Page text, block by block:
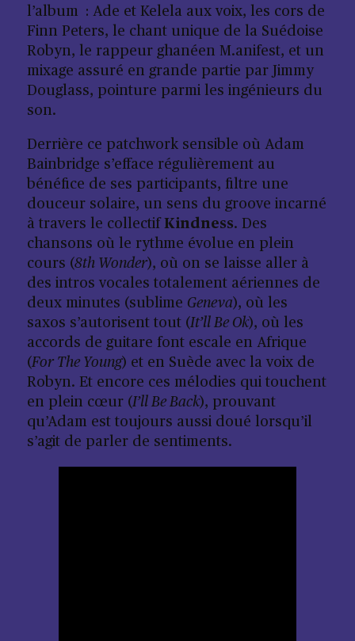
l’album : Ade et Kelela aux voix, les cors de
Finn Peters, le chant unique de la Suédoise
Robyn, le rappeur ghanéen M.anifest, et un
mixage assuré en grande partie par Jimmy
Douglass, pointure parmi les ingénieurs du
son.
Derrière ce patchwork sensible où Adam
Bainbridge s’efface régulièrement au
bénéfice de ses participants, filtre une
douceur solaire, un sens du groove incarné
à travers le collectif Kindness. Des
chansons où le rythme évolue en plein
cours (8th Wonder), où on se laisse aller à
des intros vocales totalement aériennes de
deux minutes (sublime Geneva), où les
saxos s’autorisent tout (It’ll Be Ok), où les
accords de guitare font escale en Afrique
(For The Young) et en Suède avec la voix de
Robyn. Et encore ces mélodies qui touchent
en plein cœur (I’ll Be Back), prouvant
qu’Adam est toujours aussi doué lorsqu’il
s’agit de parler de sentiments.